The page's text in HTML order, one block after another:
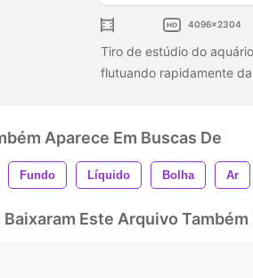
4096x2304
Tiro de estúdio do
flutuando rapidamente
Aparece Em Buscas De
Fundo Líquido Bolha Ar
Este Arquivo Também